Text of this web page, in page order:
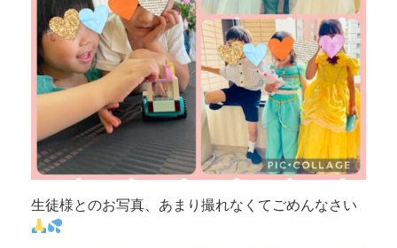
生徒様とのお写真、あまり撮れなくてごめんなさい